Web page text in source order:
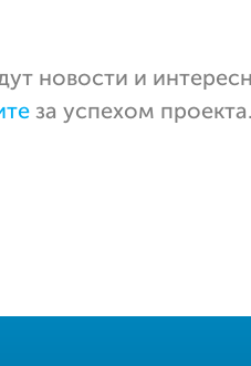
новости и
за успехом